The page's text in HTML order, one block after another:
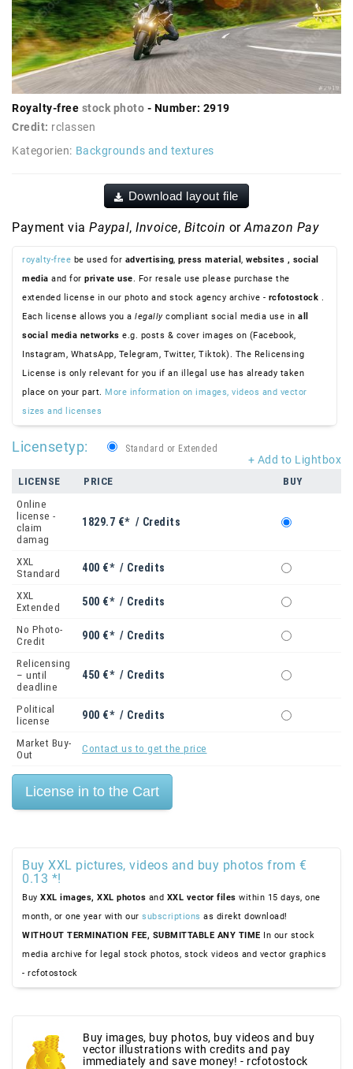
Royalty-free stock photo - Number: 2919
Credit: rclassen
Kategorien: Backgrounds and textures
Download layout file
Payment via Paypal, Invoice, Bitcoin orAmazon Pay
royalty-free be used for advertising, press material , websites , social
media and for private use. For resale use please purchase the
extended license in our photo and stock agency archive - rcfotostock .
Each license allows you a legallycompliant social media use in all
social media networks e.g. posts & cover images on (Facebook,
Instagram, WhatsApp, Telegram, Twitter, Tiktok). The Relicensing
License is only relevant for you if an illegal use has already taken
place on your part. More information on images, videos and vector
sizes and licenses
+ Add to Lightbox
Licensetyp: Standard or Extended
LICENSE PRICE
BUY
Online
license -
claim
damag
1829.7 €* / Credits
XXL
Standard
400 €* / Credits
XXL
Extended
500 €* / Credits
No Photo-
Credit
900 €* / Credits
Relicensing
– until
deadline
450 €* / Credits
Political
license
900 €* / Credits
Market Buy-
Out
Contact us to get the price
Buy XXL pictures, videos and buy photos from €
0.13 *!
Buy XXL images, XXL photos and XXL vector files within 15 days, one
month, or one year with our subscriptions as direkt download!
WITHOUT TERMINATION FEE, SUBMITTABLE ANY TIME In our stock
media archive for legal stock photos, stock videos and vector graphics
- rcfotostock
Buy images, buy photos, buy videos and buy
vector illustrations with credits and pay
immediately and save money! - rcfotostock